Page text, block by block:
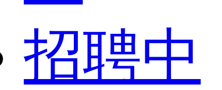
招聘中